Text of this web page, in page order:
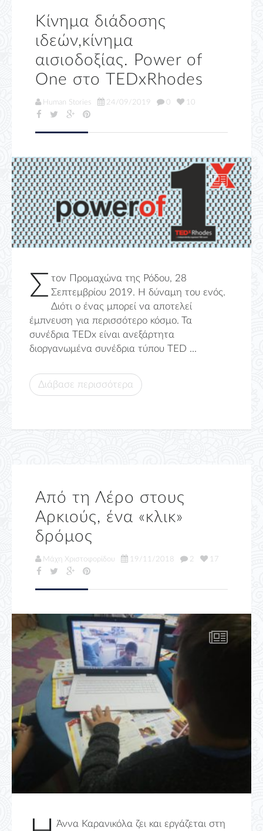
Κίνημα διάδοσης
ιδεών,κίνημα
αισιοδοξίας. Power of
One στο TEDxRhodes
Human Stories 24/09/2019 0 10
Σ τον Προμαχώνα της Ρόδου, 28
Σεπτεμβρίου 2019. Η δύναμη του ενός.
Διότι ο ένας μπορεί να αποτελεί
έμπνευση για περισσότερο κόσμο. Τα
συνέδρια TEDx είναι ανεξάρτητα
διοργανωμένα συνέδρια τύπου TED ...
Διάβασε περισσότερα
Από τη Λέρο στους
Αρκιούς, ένα «κλικ»
δρόμος
Μάχη Χριστοφορίδου 19/11/2018 2 17
Άννα Καρανικόλα ζει και εργάζεται στη